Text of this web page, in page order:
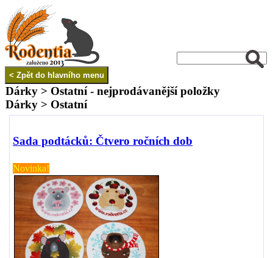
Dárky > Ostatní - nejprodávanější položky
Dárky > Ostatní
Sada podtácků: Čtvero ročních dob
Novinka!